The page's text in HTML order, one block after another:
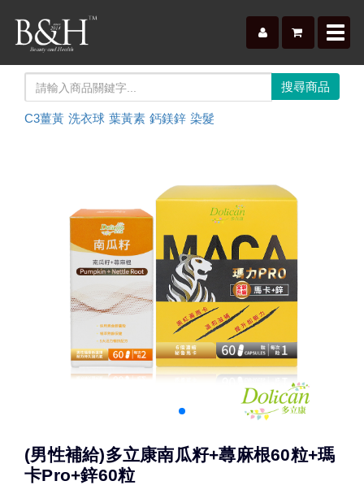
C3薑黃 洗衣球 葉黃素 鈣鎂鋅 染髮
(男性補給)多立康南瓜籽+蕁麻根60粒+瑪
卡Pro+鋅60粒